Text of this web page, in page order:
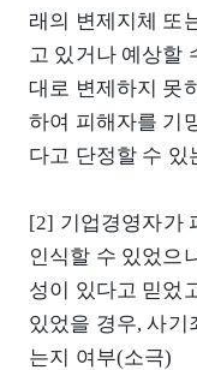
래의 변제지체 또
고 있거나 예상할
대로 변제하지 못
하여 피해자를 기
다고 단정할 수 있
[2] 기업경영자가
인식할 수 있었으
성이 있다고 믿었
있었을 경우, 사기
는지 여부(소극)